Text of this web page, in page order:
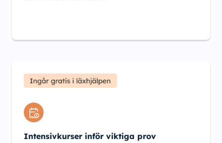
Intensivkurser inför viktiga prov